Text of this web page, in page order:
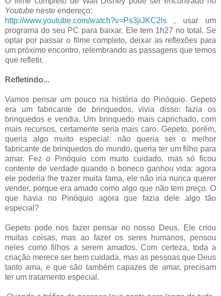
Youtube neste endereço:
http://www.youtube.com/watch?v=Ps3jiJKC2ls , usar um
programa do seu PC para baixar. Ele tem 1h27 no total. Se
optar por passar o filme completo, deixar as reflexões para
um próximo encontro, relembrando as passagens que temos
que refletir.
Refletindo...
Vamos pensar um pouco na história do Pinóquio. Gepeto
era um fabricante de brinquedos, vivia disso: fazia os
brinquedos e vendia. Um brinquedo mais caprichado, com
mais recursos, certamente seria mais caro. Gepeto, porém,
queria algo muito especial: não queria ser o melhor
fabricante de brinquedos do mundo, queria ter um filho para
amar. Fez o Pinóquio com muito cuidado, mas só ficou
contente de verdade quando o boneco ganhou vida: agora
ele poderia lhe trazer muita fama, ele não iria nunca querer
vender, porque era amado como algo que não tem preço. O
que havia no Pinóquio agora que fazia dele algo tão
especial?
Gepeto pode nos fazer pensar no nosso Deus. Ele criou
muitas coisas, mas ao fazer os seres humanos, pensou
neles como filhos a serem amados. Com certeza, toda a
criação merece ser bem cuidada, mas as pessoas que Deus
tanto ama, e que são também capazes de amar, precisam
ter um tratamento especial.